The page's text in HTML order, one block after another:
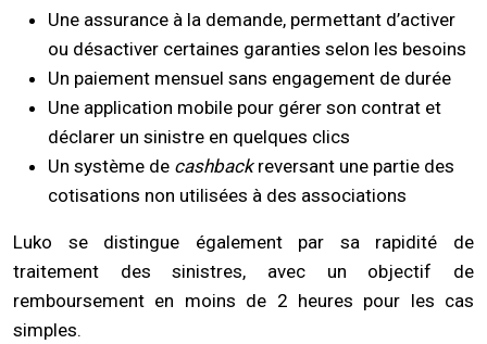
Une assurance à la demande, permettant d’activer
ou désactiver certaines garanties selon les besoins
Un paiement mensuel sans engagement de durée
Une application mobile pour gérer son contrat et
déclarer un sinistre en quelques clics
Un système de cashback reversant une partie des
cotisations non utilisées à des associations
Luko se distingue également par sa rapidité de
traitement des sinistres, avec un objectif de
remboursement en moins de 2 heures pour les cas
simples.